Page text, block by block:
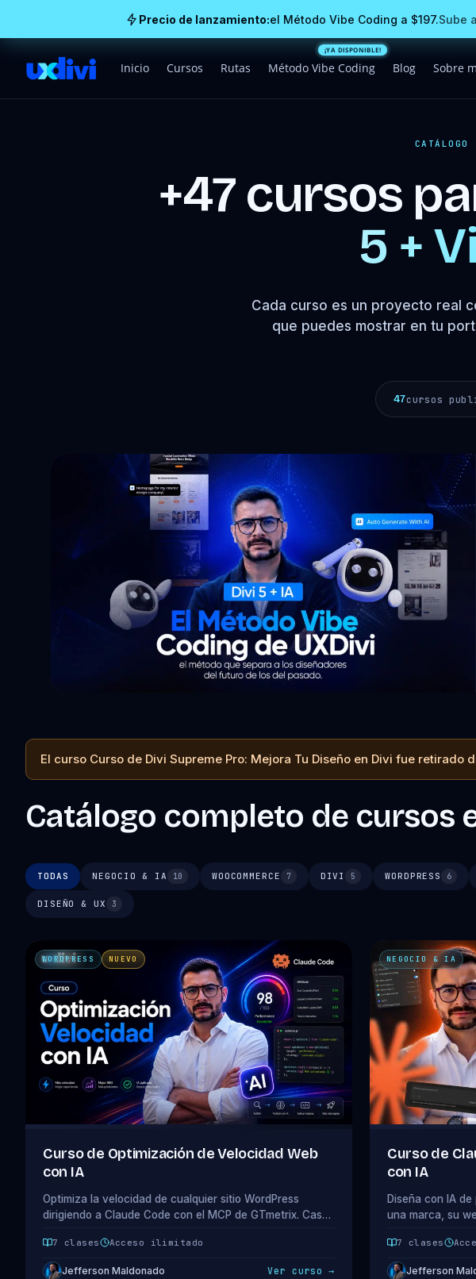
Precio de lanzamiento:el Método Vibe Coding a $197.Sube
Inicio Cursos Rutas Método Vibe Coding Blog Sobre
+47 cursos
5 +
Cada curso es un proyecto real
que puedes mostrar en tu
47cursos
El curso Curso de Divi Supreme Pro: Mejora Tu Diseño en Divi fue retirado
Catálogo completo de cursos
TODAS NEGOCIO & IA 10 WOOCOMMERCE 7 DIVI 5 WORDPRESS 6
DISEÑO & UX 3
WORDPRESS NUEVO
Curso de Optimización de Velocidad Web
con IA
Optimiza la velocidad de cualquier sitio WordPress
dirigiendo a Claude Code con el MCP de GTmetrix. Caso
por el camino. 1 módulo · 7 clases · 2.2 horas.
7 clases Acceso ilimitado
Jefferson Maldonado Ver curso →
NEGOCIO & IA
Curso de
con IA
Diseña con IA
una marca, su
de 6 clases con
7 clases
Jefferson